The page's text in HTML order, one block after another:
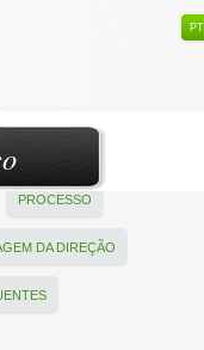
PT
PROCESSO
DA DIREÇÃO